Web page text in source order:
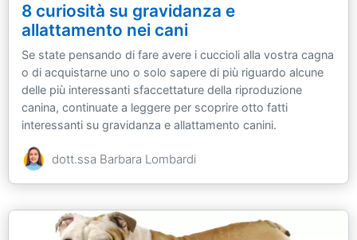
8 curiosità su gravidanza e
allattamento nei cani
Se state pensando di fare avere i cuccioli alla vostra cagna
o di acquistarne uno o solo sapere di più riguardo alcune
delle più interessanti sfaccettature della riproduzione
canina, continuate a leggere per scoprire otto fatti
interessanti su gravidanza e allattamento canini.
dott.ssa Barbara Lombardi